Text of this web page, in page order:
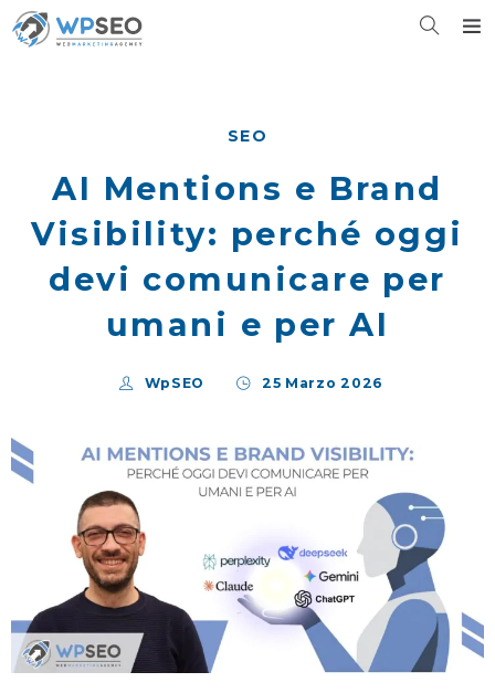
SEO
AI Mentions e Brand
Visibility: perché oggi
devi comunicare per
umani e per AI
WpSEO 25 Marzo 2026